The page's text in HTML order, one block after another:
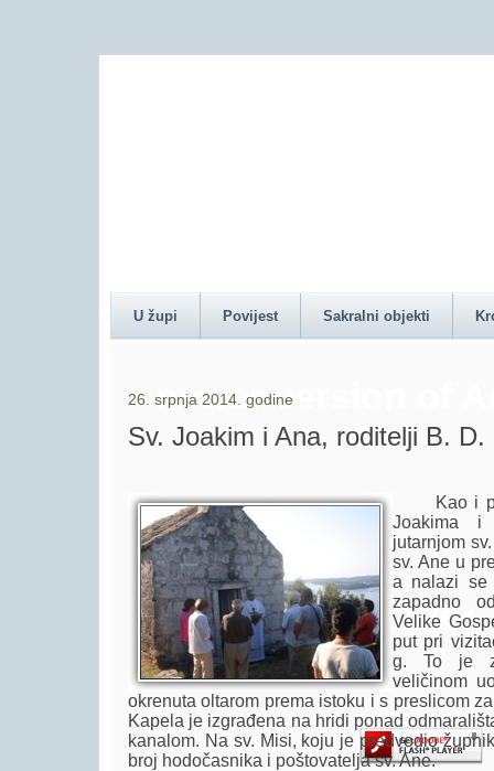
newer version of
Player.
U župi Povijest Sakralni objekti
26. srpnja 2014. godine
Sv. Joakim i Ana, roditelji B. D.
Kao i
Joakima i
jutarnjom
sv. Ane u
a nalazi se
zapadno
Velike
put pri
g. To je
veličinom
okrenuta oltarom prema istoku i s preslicom
Kapela je izgrađena na hridi ponad
kanalom. Na sv. Misi, koju je predvodio
broj hodočasnika i poštovatelja sv. Ane.